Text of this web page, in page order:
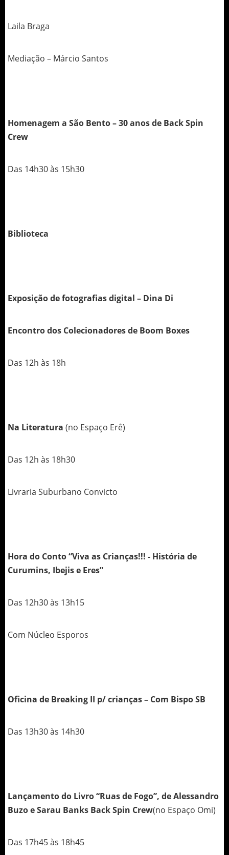
Laila Braga
Mediação – Márcio Santos
Homenagem a São Bento – 30 anos de Back Spin
Crew
Das 14h30 às 15h30
Biblioteca
Exposição de fotografias digital – Dina Di
Encontro dos Colecionadores de Boom Boxes
Das 12h às 18h
Na Literatura (no Espaço Erê)
Das 12h às 18h30
Livraria Suburbano Convicto
Hora do Conto “Viva as Crianças!!! - História de
Curumins, Ibejis e Eres”
Das 12h30 às 13h15
Com Núcleo Esporos
Oficina de Breaking II p/ crianças – Com Bispo SB
Das 13h30 às 14h30
Lançamento do Livro “Ruas de Fogo”, de Alessandro
Buzo e Sarau Banks Back Spin Crew(no Espaço Omi)
Das 17h45 às 18h45